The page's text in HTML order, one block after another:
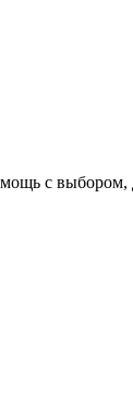
с выбором,